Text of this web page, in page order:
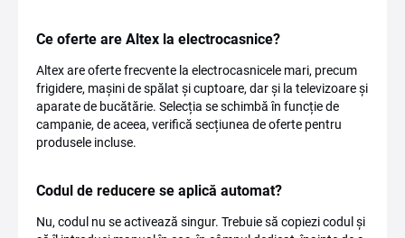
Ce oferte are Altex la electrocasnice?
Altex are oferte frecvente la electrocasnicele mari, precum
frigidere, mașini de spălat și cuptoare, dar și la televizoare și
aparate de bucătărie. Selecția se schimbă în funcție de
campanie, de aceea, verifică secțiunea de oferte pentru
produsele incluse.
Codul de reducere se aplică automat?
Nu, codul nu se activează singur. Trebuie să copiezi codul și